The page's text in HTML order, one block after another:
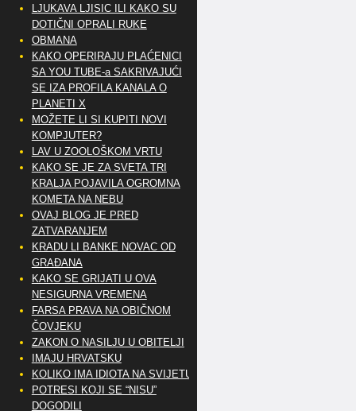
LJUKAVA LJISIC ILI KAKO SU
DOTIČNI OPRALI RUKE
OBMANA
KAKO OPERIRAJU PLAĆENICI
SA YOU TUBE-a SAKRIVAJUĆI
SE IZA PROFILA KANALA O
PLANETI X
MOŽETE LI SI KUPITI NOVI
KOMPJUTER?
LAV U ZOOLOŠKOM VRTU
KAKO SE JE ZA SVETA TRI
KRALJA POJAVILA OGROMNA
KOMETA NA NEBU
OVAJ BLOG JE PRED
ZATVARANJEM
KRADU LI BANKE NOVAC OD
GRAĐANA
KAKO SE GRIJATI U OVA
NESIGURNA VREMENA
FARSA PRAVA NA OBIČNOM
ČOVJEKU
ZAKON O NASILJU U OBITELJI
IMAJU HRVATSKU
KOLIKO IMA IDIOTA NA SVIJETU?
POTRESI KOJI SE “NISU”
DOGODILI